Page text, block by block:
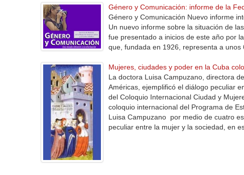
Género y Comunicación: informe de la
Género y Comunicación Nuevo informe
Un nuevo informe sobre la situación de
fue presentado a inicios de este año por
que, fundada en 1926, representa a
Mujeres, ciudades y poder en la Cuba
La doctora Luisa Campuzano, directora
Américas, ejemplificó el diálogo peculiar
del Coloquio Internacional Ciudad y
coloquio internacional del Programa de
Luisa Campuzano por medio de cuatro
peculiar entre la mujer y la sociedad, en